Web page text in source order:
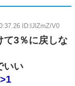
ID:lJlZmZ/V0
て3％に戻しな
いい